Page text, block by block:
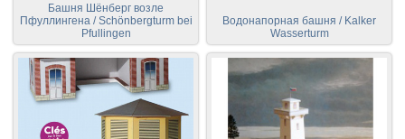
Башня Шёнберг возле
Пфуллингена / Schönbergturm bei
Pfullingen
Водонапорная башня / Kalker
Wasserturm